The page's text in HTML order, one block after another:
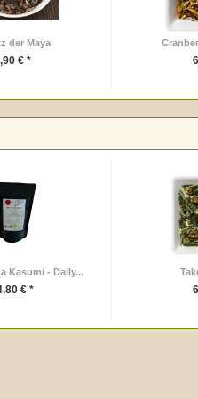
der Maya
€ *
Kasumi - Daily...
€ *